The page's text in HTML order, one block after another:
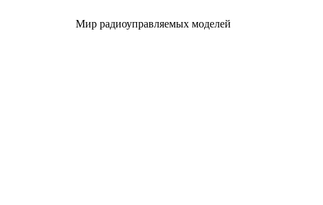
Мир радиоуправляемых моделей